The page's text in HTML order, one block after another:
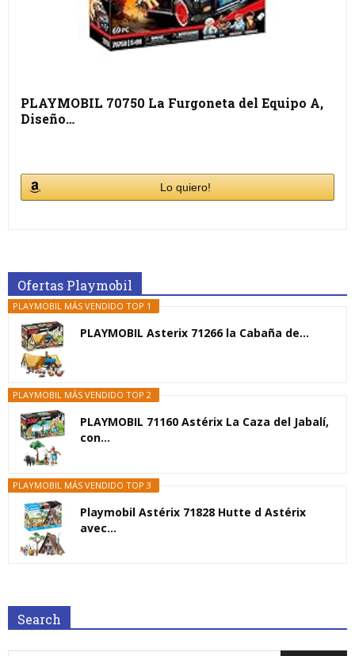
PLAYMOBIL 70750 La Furgoneta del Equipo A,
Diseño…
Lo quiero!
Ofertas Playmobil
PLAYMOBIL MÁS VENDIDO TOP 1
PLAYMOBIL Asterix 71266 la Cabaña de...
PLAYMOBIL MÁS VENDIDO TOP 2
PLAYMOBIL 71160 Astérix La Caza del Jabalí,
con...
PLAYMOBIL MÁS VENDIDO TOP 3
Playmobil Astérix 71828 Hutte d Astérix
avec...
Search